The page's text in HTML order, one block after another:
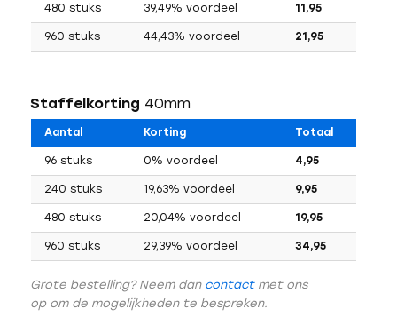
480 stuks 39,49% voordeel 11,95
960 stuks 44,43% voordeel 21,95
Staffelkorting 40mm
Aantal Korting Totaal
96 stuks 0% voordeel 4,95
240 stuks 19,63% voordeel 9,95
480 stuks 20,04% voordeel 19,95
960 stuks 29,39% voordeel 34,95
Grote bestelling? Neem dan contactmet ons
op om de mogelijkheden te bespreken.